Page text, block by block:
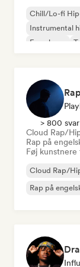
Chill/Lo-fi
Instrumental
Fransk rap
> 800
Cloud Rap/
Rap på
Føj
Cloud Rap/
Rap på